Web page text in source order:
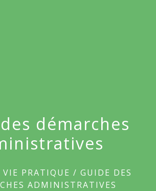
démarches
VIE PRATIQUE / GUIDE DES
ADMINISTRATIVES